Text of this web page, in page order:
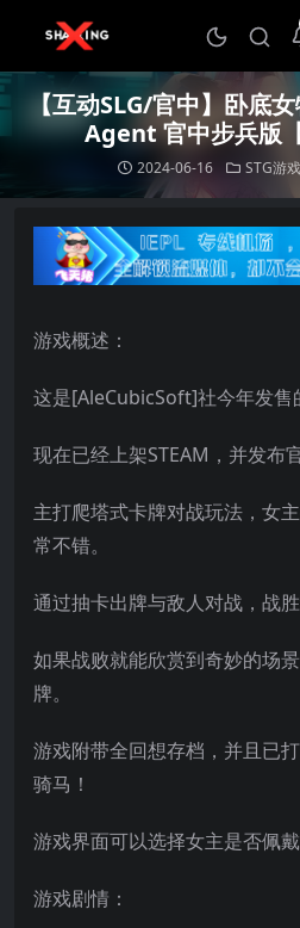
【互动SLG/官中】卧底
Agent 官中步兵版
2024-06-16 STG游戏
游戏概述：
这是[AleCubicSoft]社今年发售
现在已经上架STEAM，并发布
主打爬塔式卡牌对战玩法，女
常不错。
通过抽卡出牌与敌人对战，战
如果战败就能欣赏到奇妙的场
牌。
游戏附带全回想存档，并且已
骑马！
游戏界面可以选择女主是否佩戴
游戏剧情：